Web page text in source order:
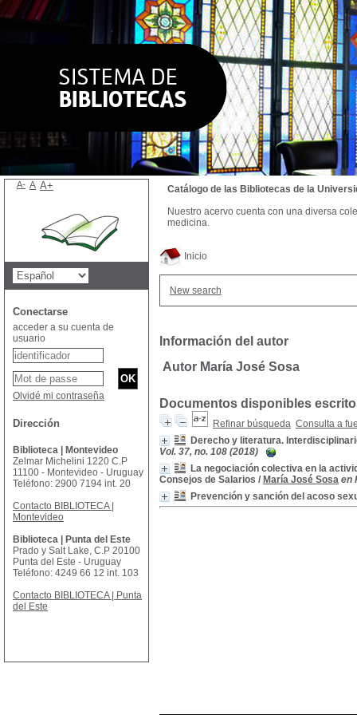
Inicio
New search
Información del autor
Autor María José Sosa
Documentos disponibles
Refinar búsqueda Consulta a
Derecho y literatura.
Vol. 37, no. 108 (2018)
La negociación colectiva en la
Consejos de Salarios / María José Sosa en
Prevención y sanción del acoso
Catálogo de las Bibliotecas de la
Nuestro acervo cuenta con una diversa
medicina.
A- A A+
Conectarse
acceder a su cuenta de
usuario
Olvidé mi contraseña
Dirección
Biblioteca | Montevideo
Zelmar Michelini 1220 C.P
11100 - Montevideo - Uruguay
Teléfono: 2900 7194 int. 20
Contacto BIBLIOTECA |
Montevideo
Biblioteca | Punta del Este
Prado y Salt Lake, C.P 20100
Punta del Este - Uruguay
Teléfono: 4249 66 12 int. 103
Contacto BIBLIOTECA | Punta
del Este